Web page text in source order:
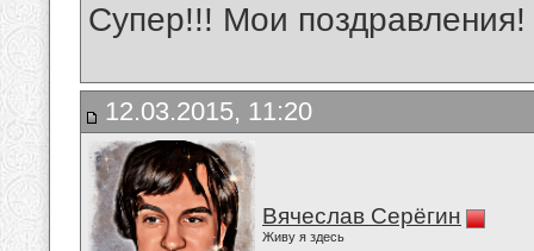
Супер!!! Мои поздравления!
12.03.2015, 11:20
Вячеслав Серёгин
Живу я здесь